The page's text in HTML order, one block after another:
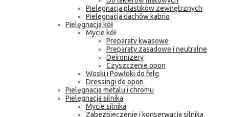
Pielęgnacja plastików zewnętrznych
Pielęgnacja dachów kabrio
Pielęgnacja kół
Mycie kół
Preparaty kwasowe
Preparaty zasadowe i neutralne
Deironizery
Czyszczenie opon
Woski i Powłoki do felg
Dressingi do opon
Pielęgnacja metalu i chromu
Pielęgnacja silnika
Mycie silnika
Zabezpieczenie i konserwacja silnika